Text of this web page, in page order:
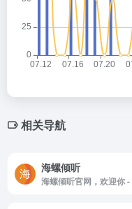
相关导航
海螺倾听